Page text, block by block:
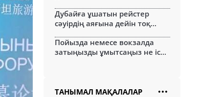
Дубайға ұшатын рейстер
сәуірдің аяғына дейін тоқ...
Пойызда немесе вокзалда
затыңызды ұмытсаңыз не іс...
ТАНЫМАЛ МАҚАЛАЛАР